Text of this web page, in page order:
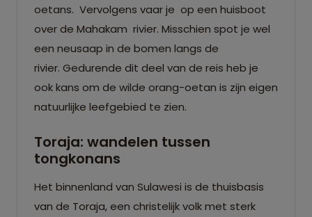
oetans. Vervolgens vaar je op een huisboot
over de Mahakam rivier. Misschien spot je wel
een neusaap in de bomen langs de
rivier. Gedurende dit deel van de reis heb je
ook kans om de wilde orang-oetan is zijn eigen
natuurlijke leefgebied te zien.
Toraja: wandelen tussen
tongkonans
Het binnenland van Sulawesi is de thuisbasis
van de Toraja, een christelijk volk met sterk